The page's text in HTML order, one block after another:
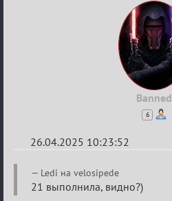
Banned
6
26.04.2025 10:23:52
Re:
Sweet
Ledi на velosipede
21 выполнила, видно?)